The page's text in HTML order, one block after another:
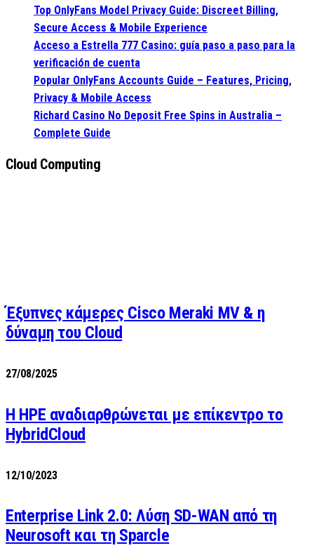
Top OnlyFans Model Privacy Guide: Discreet Billing,
Secure Access & Mobile Experience
Acceso a Estrella 777 Casino: guía paso a paso para la
verificación de cuenta
Popular OnlyFans Accounts Guide – Features, Pricing,
Privacy & Mobile Access
Richard Casino No Deposit Free Spins in Australia –
Complete Guide
Cloud Computing
Έξυπνες κάμερες Cisco Meraki MV & η
δύναμη του Cloud
27/08/2025
H HPE αναδιαρθρώνεται με επίκεντρο το
HybridCloud
12/10/2023
Enterprise Link 2.0: Λύση SD-WAN από τη
Neurosoft και τη Sparcle